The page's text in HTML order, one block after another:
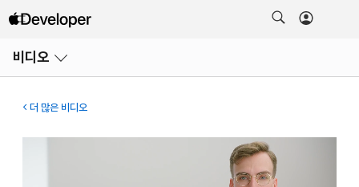
비디오
열기
더 많은 비디오